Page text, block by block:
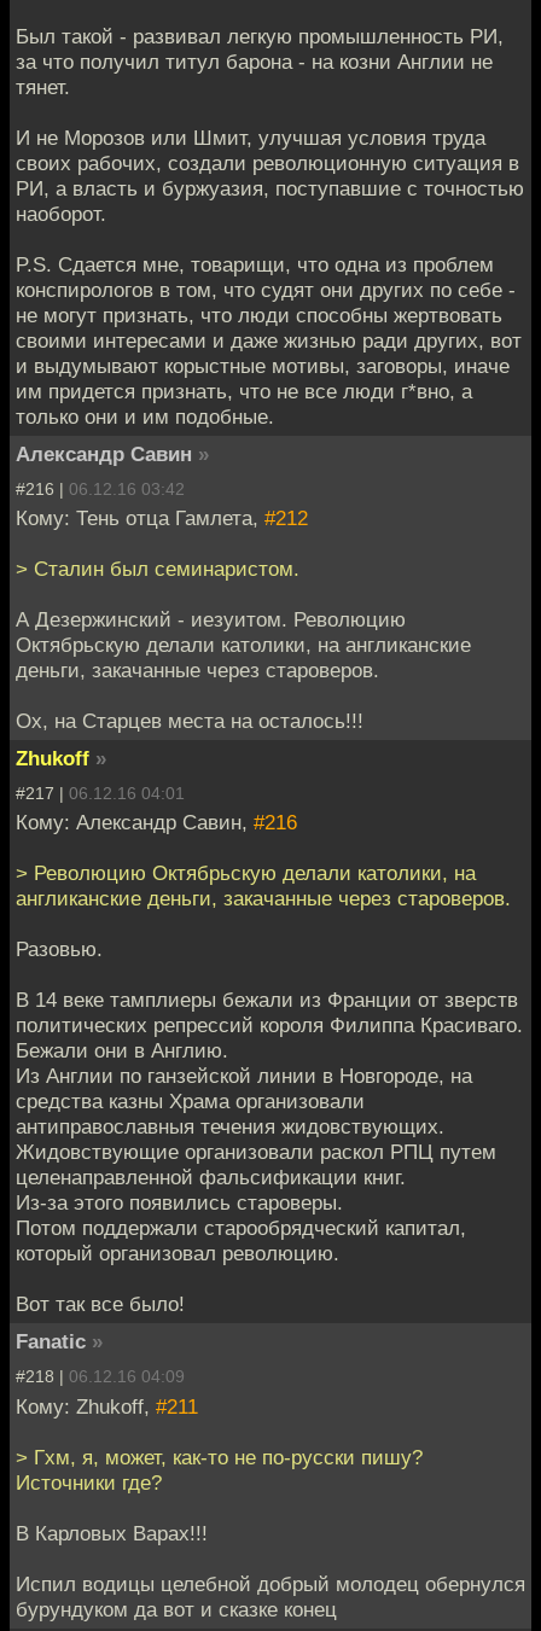
Был такой - развивал легкую промышленность РИ,
за что получил титул барона - на козни Англии не
тянет.
И не Морозов или Шмит, улучшая условия труда
своих рабочих, создали революционную ситуация в
РИ, а власть и буржуазия, поступавшие с точностью
наоборот.
P.S. Сдается мне, товарищи, что одна из проблем
конспирологов в том, что судят они других по себе -
не могут признать, что люди способны жертвовать
своими интересами и даже жизнью ради других, вот
и выдумывают корыстные мотивы, заговоры, иначе
им придется признать, что не все люди г*вно, а
только они и им подобные.
Александр Савин »
#216 | 06.12.16 03:42
Кому: Тень отца Гамлета, #212
> Сталин был семинаристом.
А Дезержинский - иезуитом. Революцию
Октябрьскую делали католики, на англиканские
деньги, закачанные через староверов.
Ох, на Старцев места на осталось!!!
Zhukoff »
#217 | 06.12.16 04:01
Кому: Александр Савин, #216
> Революцию Октябрьскую делали католики, на
англиканские деньги, закачанные через староверов.
Разовью.
В 14 веке тамплиеры бежали из Франции от зверств
политических репрессий короля Филиппа Красиваго.
Бежали они в Англию.
Из Англии по ганзейской линии в Новгороде, на
средства казны Храма организовали
антиправославныя течения жидовствующих.
Жидовствующие организовали раскол РПЦ путем
целенаправленной фальсификации книг.
Из-за этого появились староверы.
Потом поддержали старообрядческий капитал,
который организовал революцию.
Вот так все было!
Fanatic »
#218 | 06.12.16 04:09
Кому: Zhukoff, #211
> Гхм, я, может, как-то не по-русски пишу?
Источники где?
В Карловых Варах!!!
Испил водицы целебной добрый молодец обернулся
бурундуком да вот и сказке конец